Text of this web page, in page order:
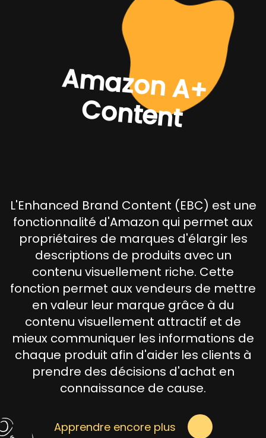
A
m
a
zo
n
A
+
C
o
n
te
n
t
L'Enhanced Brand Content (EBC) est une
fonctionnalité d'Amazon qui permet aux
propriétaires de marques d'élargir les
descriptions de produits avec un
contenu visuellement riche. Cette
fonction permet aux vendeurs de mettre
en valeur leur marque grâce à du
contenu visuellement attractif et de
mieux communiquer les informations de
chaque produit afin d'aider les clients à
prendre des décisions d'achat en
connaissance de cause.
Apprendre encore plus